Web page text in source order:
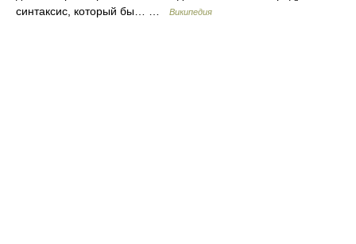
синтаксис, который бы… …
Википедия